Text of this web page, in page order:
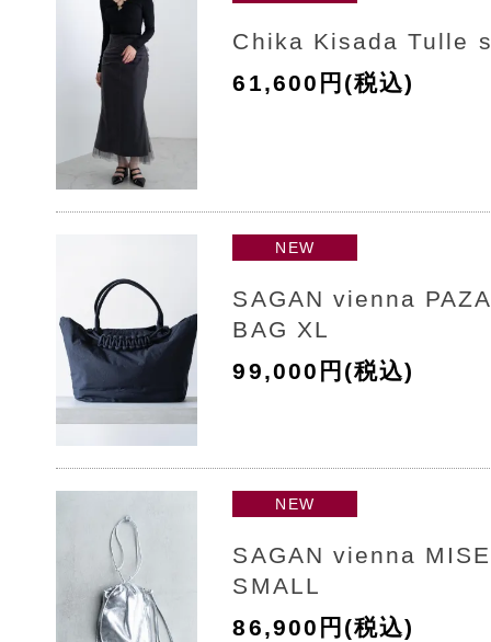
Chika Kisada Tulle
61,600円(税込)
NEW
SAGAN vienna
BAG XL
99,000円(税込)
NEW
SAGAN vienna
SMALL
86,900円(税込)